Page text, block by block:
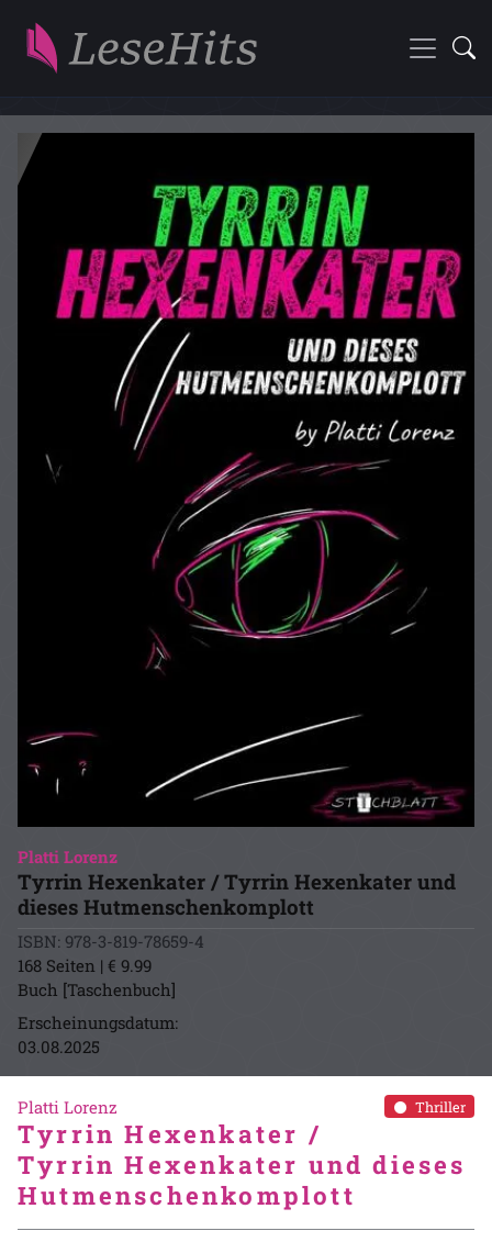
Platti Lorenz
Tyrrin Hexenkater / Tyrrin Hexenkater und
dieses Hutmenschenkomplott
ISBN: 978-3-819-78659-4
168 Seiten | € 9.99
Buch [Taschenbuch]
Erscheinungsdatum:
03.08.2025
Thriller
Platti Lorenz
Tyrrin Hexenkater /
Tyrrin Hexenkater und dieses
Hutmenschenkomplott